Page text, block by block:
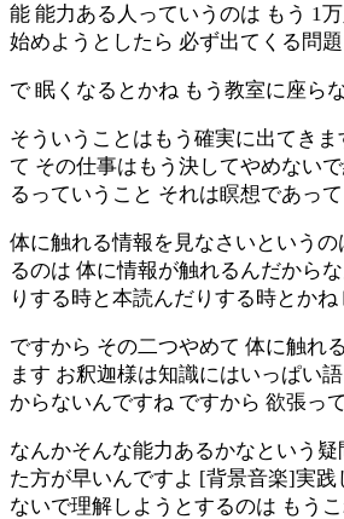
能 能力ある人っていうのは もう 1
始めようとしたら 必ず出てくる問
で 眠くなるとかね もう教室に座ら
そういうことはもう確実に出てき
て その仕事はもう決してやめない
るっていうこと それは瞑想であっ
体に触れる情報を見なさいという
るのは 体に情報が触れるんだから
りする時と本読んだりする時とか
ですから その二つやめて 体に触れ
ます お釈迦様は知識にはいっぱい
からないんですね ですから 欲張っ
なんかそんな能力あるかなという
た方が早いんですよ [背景音楽]実
ないで理解しようとするのは もう